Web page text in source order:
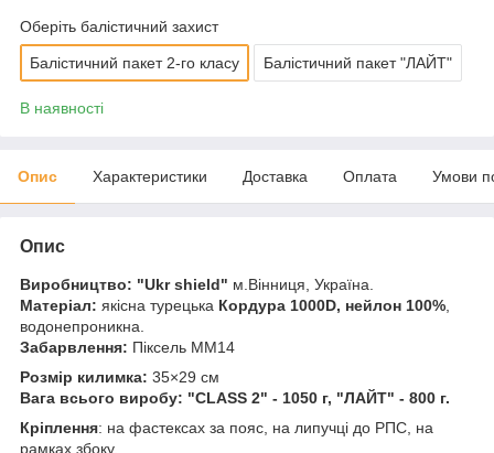
Оберіть балістичний захист
Балістичний пакет 2-го класу Балістичний пакет "ЛАЙТ"
В наявності
Опис Характеристики Доставка Оплата Умови
Опис
Виробництво: "Ukr shield" м.Вінниця, Україна.
Матеріал: якісна турецька Кордура 1000D, нейлон 100%
водонепроникна.
Забарвлення: Піксель ММ14
Розмір килимка: 35×29 см
Вага всього виробу: "CLASS 2" - 1050 г, "ЛАЙТ" - 800 г.
Кріплення: на фастексах за пояс, на липучці до РПС, на
рамках збоку.